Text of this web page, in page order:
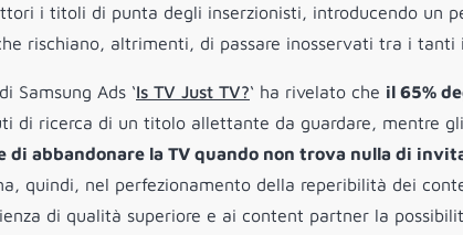
i titoli di punta degli inserzionisti, introducendo un
rischiano, altrimenti, di passare inosservati tra i tanti
Samsung Ads ‘Is TV Just TV?‘ ha rivelato che il 65%
di ricerca di un titolo allettante da guardare, mentre
di abbandonare la TV quando non trova nulla di
quindi, nel perfezionamento della reperibilità dei
di qualità superiore e ai content partner la